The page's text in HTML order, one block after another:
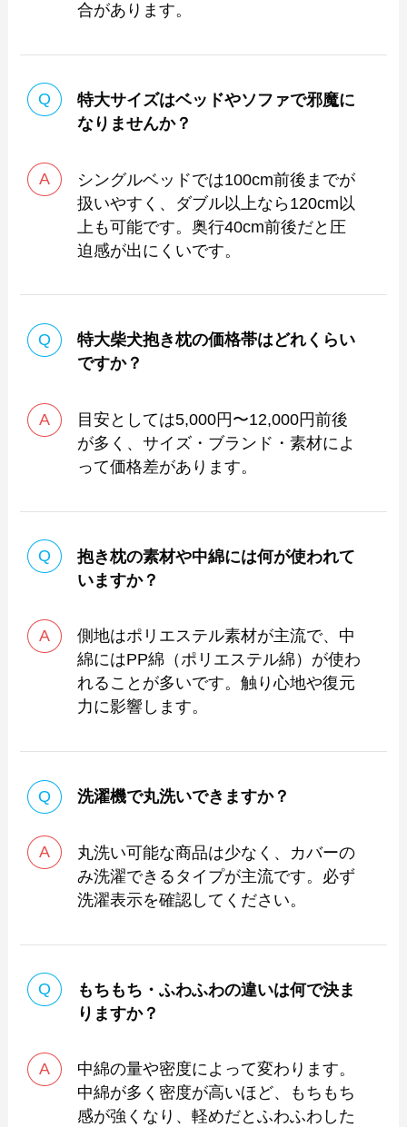
合があります。
特大サイズはベッドやソファで邪魔に
なりませんか？
シングルベッドでは100cm前後までが
扱いやすく、ダブル以上なら120cm以
上も可能です。奥行40cm前後だと圧
迫感が出にくいです。
特大柴犬抱き枕の価格帯はどれくらい
ですか？
目安としては5,000円〜12,000円前後
が多く、サイズ・ブランド・素材によ
って価格差があります。
抱き枕の素材や中綿には何が使われて
いますか？
側地はポリエステル素材が主流で、中
綿にはPP綿（ポリエステル綿）が使わ
れることが多いです。触り心地や復元
力に影響します。
洗濯機で丸洗いできますか？
丸洗い可能な商品は少なく、カバーの
み洗濯できるタイプが主流です。必ず
洗濯表示を確認してください。
もちもち・ふわふわの違いは何で決ま
りますか？
中綿の量や密度によって変わります。
中綿が多く密度が高いほど、もちもち
感が強くなり、軽めだとふわふわした